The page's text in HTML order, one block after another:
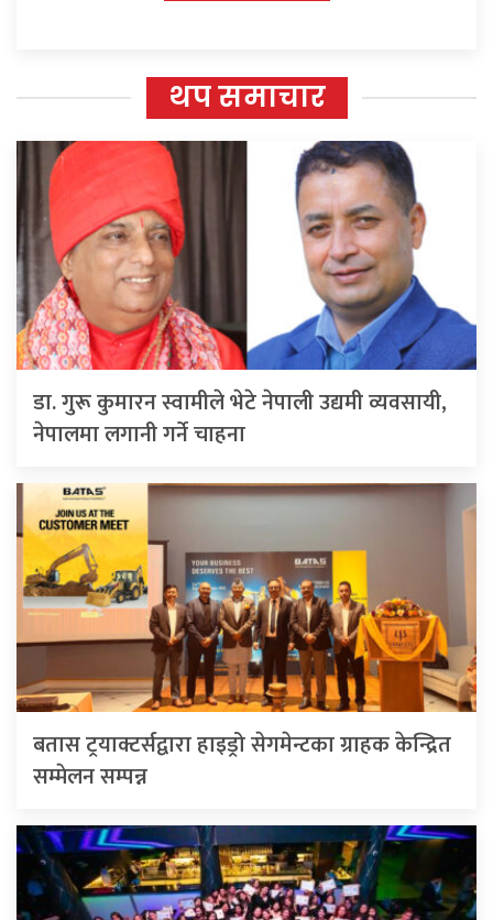
थप समाचार
डा. गुरू कुमारन स्वामीले भेटे नेपाली उद्यमी व्यवसायी,
नेपालमा लगानी गर्ने चाहना
बतास ट्रयाक्टर्सद्वारा हाइड्रो सेगमेन्टका ग्राहक केन्द्रित
सम्मेलन सम्पन्न